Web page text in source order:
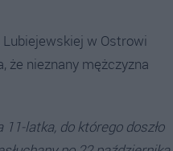
Lubiejewskiej w Ostrowi
że nieznany mężczyzna
latka, do którego doszło